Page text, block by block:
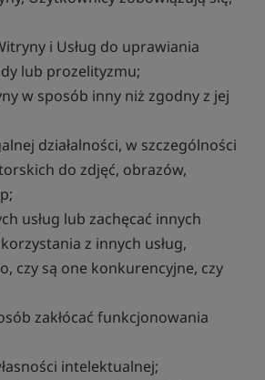
i Usług do uprawiania
lub prozelityzmu;
w sposób inny niż zgodny z jej
działalności, w szczególności
do zdjęć, obrazów,
usług lub zachęcać innych
z innych usług,
czy są one konkurencyjne, czy
zakłócać funkcjonowania
intelektualnej;